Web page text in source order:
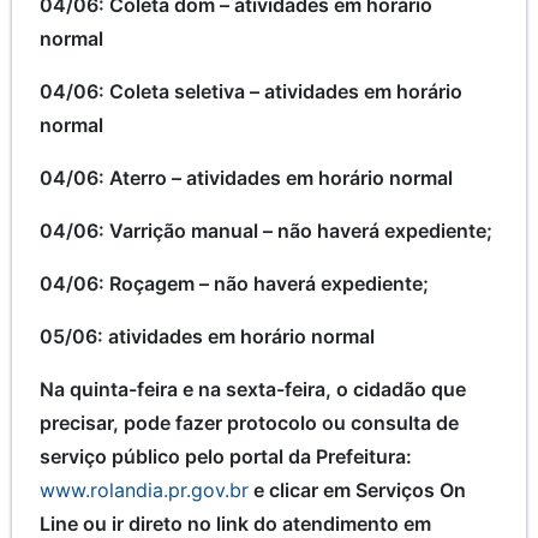
04/06: Coleta dom – atividades em horário
normal
04/06: Coleta seletiva – atividades em horário
normal
04/06: Aterro – atividades em horário normal
04/06: Varrição manual – não haverá expediente;
04/06: Roçagem – não haverá expediente;
05/06: atividades em horário normal
Na quinta-feira e na sexta-feira, o cidadão que
precisar, pode fazer protocolo ou consulta de
serviço público pelo portal da Prefeitura:
www.rolandia.pr.gov.br e clicar em Serviços On
Line ou ir direto no link do atendimento em